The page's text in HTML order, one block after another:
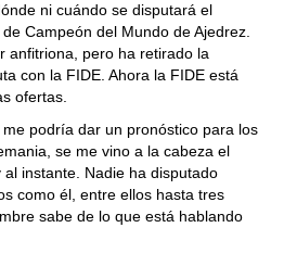
ni cuándo se disputará el
Campeón del Mundo de Ajedrez.
anfitriona, pero ha retirado la
con la FIDE. Ahora la FIDE está
ofertas.
podría dar un pronóstico para los
se me vino a la cabeza el
instante. Nadie ha disputado
como él, entre ellos hasta tres
sabe de lo que está hablando